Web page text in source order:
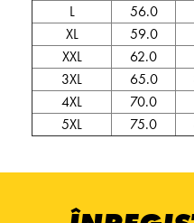
L
56.0
XL
59.0
XXL
62.0
3XL
65.0
4XL
70.0
5XL
75.0